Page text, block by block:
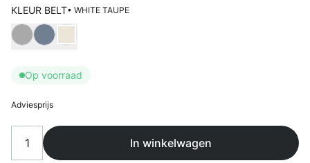
Parasols
Deals
Yoi
VerkooppuntenVerkooppunten zoeken
Prijscatalogi
Flagship stores
Contact
KLEUR BELT• WHITE TAUPE
Kies Kleur belt
Op voorraad
Adviesprijs
In winkelwagen